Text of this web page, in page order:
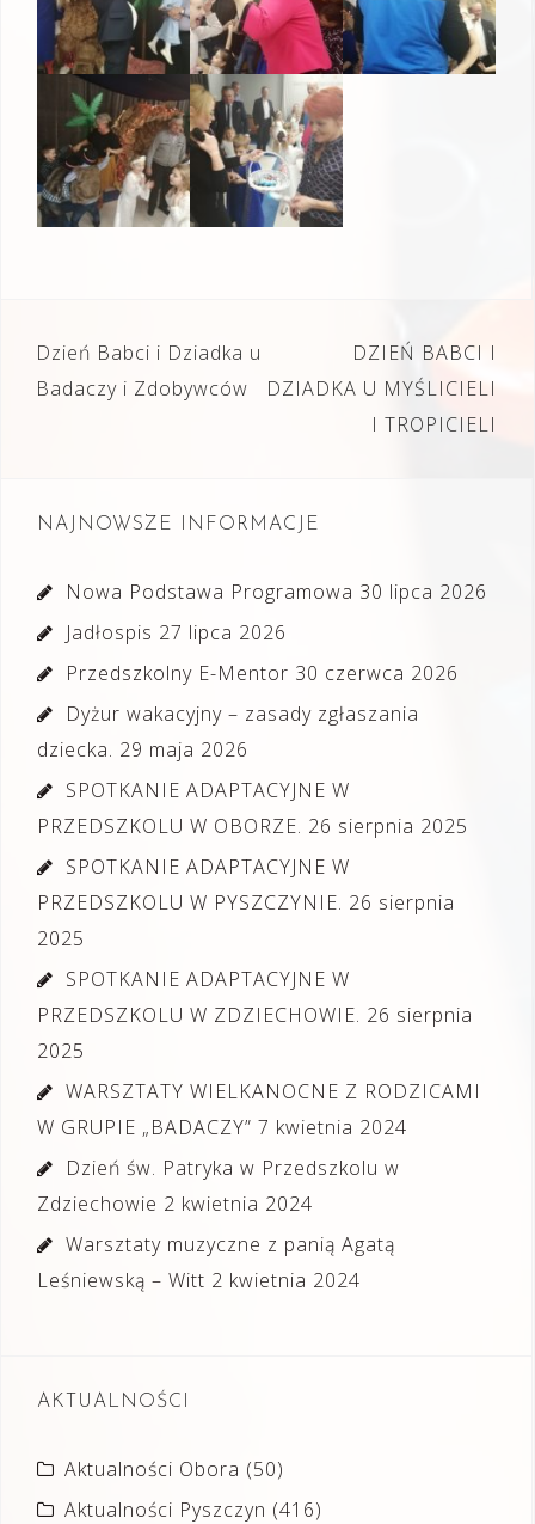
Nawigacja
wpisu
Dzień Babci i Dziadka u
Badaczy i Zdobywców
DZIEŃ BABCI I
DZIADKA U MYŚLICIELI
I TROPICIELI
NAJNOWSZE INFORMACJE
Nowa Podstawa Programowa 30 lipca 2026
Jadłospis 27 lipca 2026
Przedszkolny E-Mentor 30 czerwca 2026
Dyżur wakacyjny – zasady zgłaszania
dziecka. 29 maja 2026
SPOTKANIE ADAPTACYJNE W
PRZEDSZKOLU W OBORZE. 26 sierpnia 2025
SPOTKANIE ADAPTACYJNE W
PRZEDSZKOLU W PYSZCZYNIE. 26 sierpnia
2025
SPOTKANIE ADAPTACYJNE W
PRZEDSZKOLU W ZDZIECHOWIE. 26 sierpnia
2025
WARSZTATY WIELKANOCNE Z RODZICAMI
W GRUPIE „BADACZY” 7 kwietnia 2024
Dzień św. Patryka w Przedszkolu w
Zdziechowie 2 kwietnia 2024
Warsztaty muzyczne z panią Agatą
Leśniewską – Witt 2 kwietnia 2024
AKTUALNOŚCI
Aktualności Obora (50)
Aktualności Pyszczyn (416)